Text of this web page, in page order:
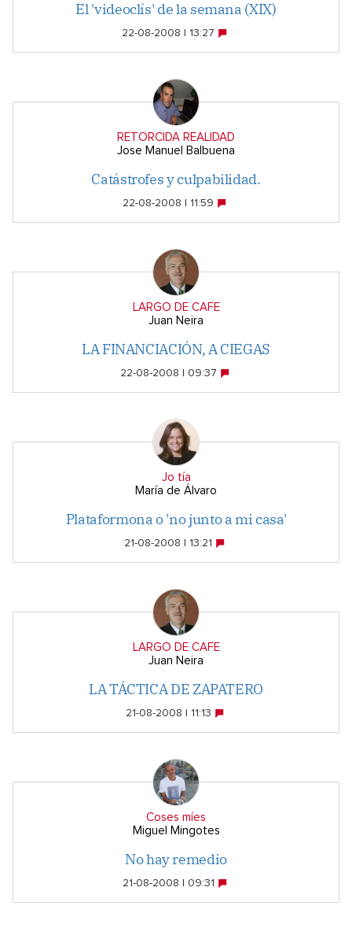
El 'videoclís' de la semana (XIX)
22-08-2008 | 13:27
RETORCIDA REALIDAD
Jose Manuel Balbuena
Catástrofes y culpabilidad.
22-08-2008 | 11:59
LARGO DE CAFE
Juan Neira
LA FINANCIACIÓN, A CIEGAS
22-08-2008 | 09:37
Jo tía
María de Álvaro
Plataformona o 'no junto a mi casa'
21-08-2008 | 13:21
LARGO DE CAFE
Juan Neira
LA TÁCTICA DE ZAPATERO
21-08-2008 | 11:13
Coses míes
Miguel Mingotes
No hay remedio
21-08-2008 | 09:31